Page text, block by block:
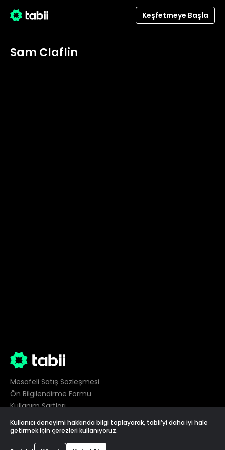
Keşfetmeye Başla
Sam Claflin
Mesafeli Satış Sözleşmesi
Ön Bilgilendirme Formu
Kullanım Şartları
Gizlilik
Çerez Tercihleri
Kullanıcı deneyimi hakkında bilgi toplayarak, tabii’yi daha iyi hale
getirmek için çerezleri kullanıyoruz.